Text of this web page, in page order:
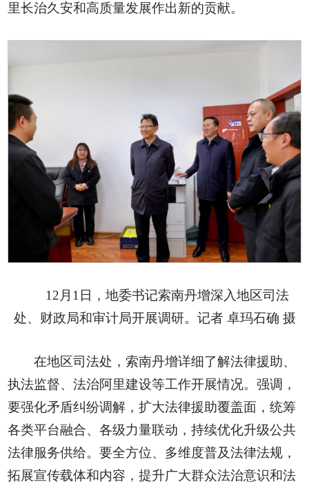
里长治久安和高质量发展作出新的贡献。
12月1日，地委书记索南丹增深入地区司法
处、财政局和审计局开展调研。记者 卓玛石确 摄
在地区司法处，索南丹增详细了解法律援助、
执法监督、法治阿里建设等工作开展情况。强调，
要强化矛盾纠纷调解，扩大法律援助覆盖面，统筹
各类平台融合、各级力量联动，持续优化升级公共
法律服务供给。要全方位、多维度普及法律法规，
拓展宣传载体和内容，提升广大群众法治意识和法